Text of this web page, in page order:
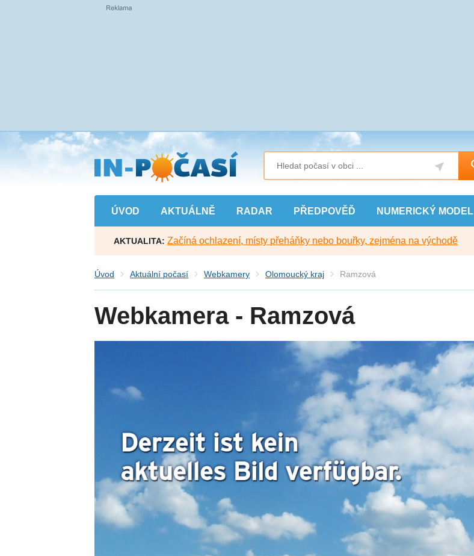
Přejít
na
hlavní
obsah
ÚVOD AKTUÁLNĚ RADAR PŘEDPOVĚĎ NUMERICKÝ MODEL
AKTUALITA: Začíná ochlazení, místy přeháňky nebo bouřky, zejména na východě
Úvod Aktuální počasí Webkamery Olomoucký kraj Ramzová
Webkamera - Ramzová